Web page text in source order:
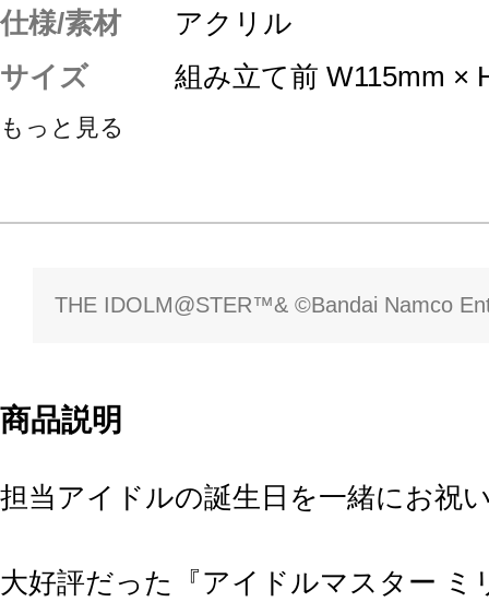
仕様/素材
アクリル
サイズ
組み立て前 W115mm ×
もっと見る
THE IDOLM@STER™& ©Bandai Namco
商品説明
担当アイドルの誕生日を一緒にお祝
大好評だった『アイドルマスター ミ